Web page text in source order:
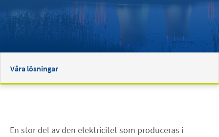
Nyheter
Våra lösningar
En stor del av den elektricitet som produceras i